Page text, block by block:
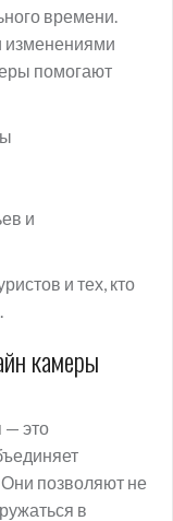
времени.
изменениями
помогают
и
и тех, кто
камеры
— это
позволяют не
в